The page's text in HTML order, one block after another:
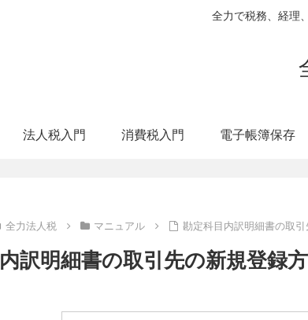
全力で税務、経理
法人税入門 消費税入門 電子帳簿保存
全力法人税 マニュアル 勘定科目内訳明細書の取
訳明細書の取引先の新規登録